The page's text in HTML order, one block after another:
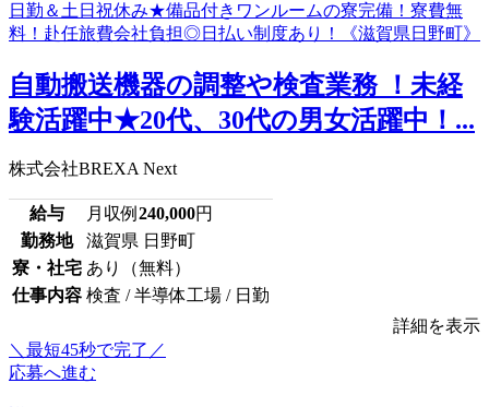
自動搬送機器の調整や検査業務 ！未経
験活躍中★20代、30代の男女活躍中！...
株式会社BREXA Next
給与 月収例 240,000円
勤務地
滋賀県 日野町
寮・社宅 あり（無料）
仕事内容 検査 / 半導体工場 / 日勤
詳細を表示
＼最短45秒で完了／
応募へ進む